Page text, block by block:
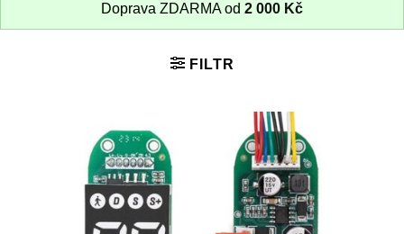
Doprava ZDARMA od 2 000 Kč
FILTR